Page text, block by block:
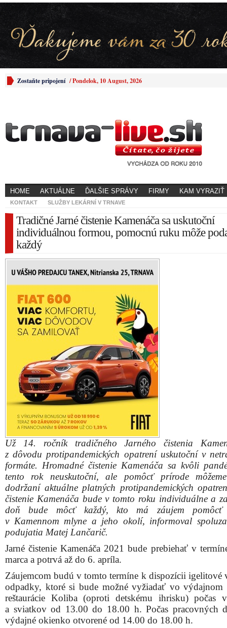
Zostaňte pripojení /Pondelok, 10 August, 2026
HOME AKTUÁLNE ĎALŠIE SPRÁVY FIRMY KAM VYRAZIŤ
KONTAKT SLUŽBY LEKÁRNÍ V TRNAVE
Tradičné Jarné čistenie Kamenáča sa uskutoční
individuálnou formou, pomocnú ruku môže
každý
Už 14. ročník tradičného Jarného čistenia
z dôvodu protipandemických opatrení uskutoční v
formáte. Hromadné čistenie Kamenáča sa kvôli
tento rok neuskutoční, ale pomôcť prírode
dodržaní aktuálne platných protipandemických
čistenie Kamenáča bude v tomto roku individuálne a
doň bude môcť každý, kto má záujem pomôcť
v Kamennom mlyne a jeho okolí, informoval
podujatia Matej Lančarič.
Jarné čistenie Kamenáča 2021 bude prebiehať v
marca a potrvá až do 6. apríla.
Záujemcom budú v tomto termíne k dispozícii igelitové
reštaurácie Koliba (oproti detskému ihrisku) počas
a sviatkov od 13.00 do 18.00 h. Počas pracovných
výdajné okienko otvorené od 14.00 do 18.00 h.
„Zber odpadkov bude prebiehať vo vyhradenom
individuálne a každý je povinný na vlastnú
dodržiavať aktuálne protipandemické opatrenia.
bude môcť vybrať niektorú zo štyroch lokalít a
bude mať svoje zberné miesto, kde bude možné
vyzbierané vrecia s odpadom,“priblížil Matej Lančarič.
Mapku so zbernými miestami prikladáme pod článkom.